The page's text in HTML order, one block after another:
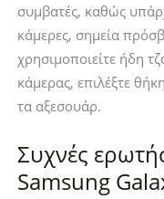
συμβατές, καθώς
κάμερες, σημεία
χρησιμοποιείτε ήδη
κάμερας, επιλέξτε
τα αξεσουάρ.
Συχνές
Samsung